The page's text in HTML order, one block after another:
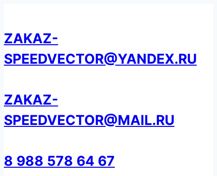
содержанию
ZAKAZ-
SPEEDVECTOR@YANDEX.RU
ZAKAZ-
SPEEDVECTOR@MAIL.RU
8 988 578 64 67